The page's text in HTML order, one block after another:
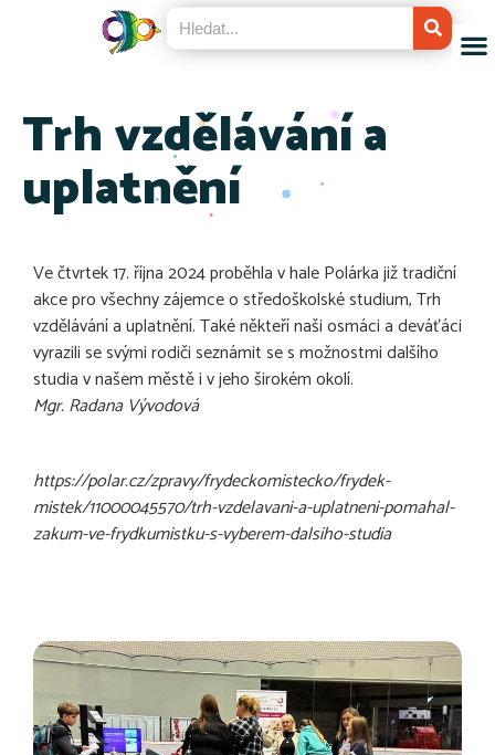
Trh vzdělávání a
uplatnění
Ve čtvrtek 17. října 2024 proběhla v hale Polárka již tradiční
akce pro všechny zájemce o středoškolské studium, Trh
vzdělávání a uplatnění. Také někteří naši osmáci a deváťáci
vyrazili se svými rodiči seznámit se s možnostmi dalšího
studia v našem městě i v jeho širokém okolí.
Mgr. Radana Vývodová
https://polar.cz/zpravy/frydeckomistecko/frydek-
mistek/11000045570/trh-vzdelavani-a-uplatneni-pomahal-
zakum-ve-frydkumistku-s-vyberem-dalsiho-studia